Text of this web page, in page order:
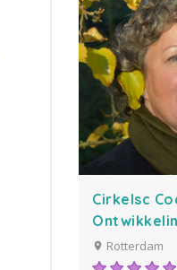
Cirkelsc
Rotterdam